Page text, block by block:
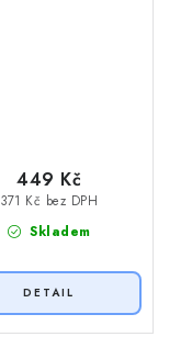
Skladem
371 Kč bez DPH
449 Kč